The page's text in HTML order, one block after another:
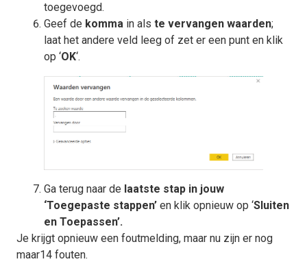
toegevoegd.
Geef de komma in als te vervangen waarden;
laat het andere veld leeg of zet er een punt en klik
op ‘OK‘.
Ga terug naar de laatste stap in jouw
‘Toegepaste stappen’ en klik opnieuw op ‘Sluiten
en Toepassen’.
Je krijgt opnieuw een foutmelding, maar nu zijn er nog
maar14 fouten.